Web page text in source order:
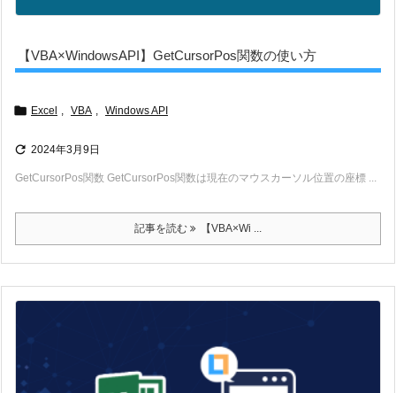
【VBA×WindowsAPI】GetCursorPos関数の使い方
 Excel VBA Windows API
 2024年3月9日
GetCursorPos関数 GetCursorPos関数は現在のマウスカーソル位置の座標 ...
記事を読む 【VBA×Wi ...